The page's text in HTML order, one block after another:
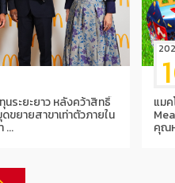
นระยะยาว หลังคว้าสิทธิ์
ยายสาขาเท่าตัวภายใน
...
แม
คุณ